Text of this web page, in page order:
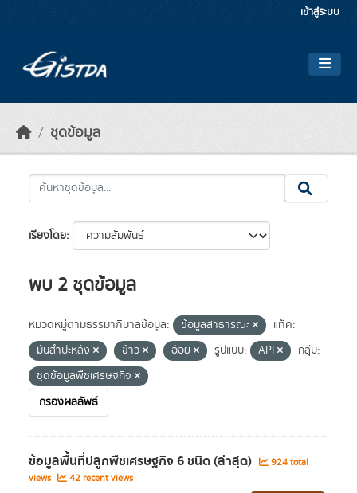
เข้าสู่ระบบ
ชุดข้อมูล
เรียงโดย
พบ 2 ชุดข้อมูล
หมวดหมู่ตามธรรมาภิบาลข้อมูล: ข้อมูลสาธารณะ
แท็ค:
มันสำปะหลัง
ข้าว อ้อย รูปแบบ: API
กลุ่ม:
ชุดข้อมูลพืชเศรษฐกิจ
กรองผลลัพธ์
ข้อมูลพื้นที่ปลูกพืชเศรษฐกิจ 6 ชนิด (ล่าสุด)
924 total
views
42 recent views